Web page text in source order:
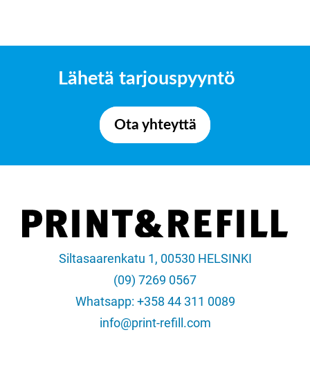
Lähetä tarjouspyyntö
Ota yhteyttä
Siltasaarenkatu 1, 00530 HELSINKI
(09) 7269 0567
Whatsapp: +358 44 311 0089
info@print-refill.com